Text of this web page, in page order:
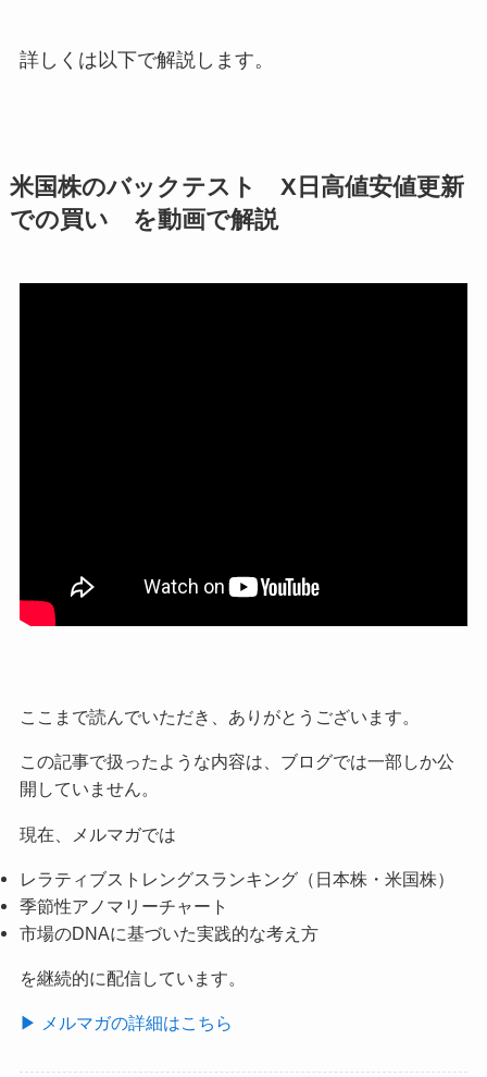
詳しくは以下で解説します。
米国株のバックテスト X日高値安値更新
での買い を動画で解説
ここまで読んでいただき、ありがとうございます。
この記事で扱ったような内容は、ブログでは一部しか公
開していません。
現在、メルマガでは
レラティブストレングスランキング（日本株・米国株）
季節性アノマリーチャート
市場のDNAに基づいた実践的な考え方
を継続的に配信しています。
▶ メルマガの詳細はこちら